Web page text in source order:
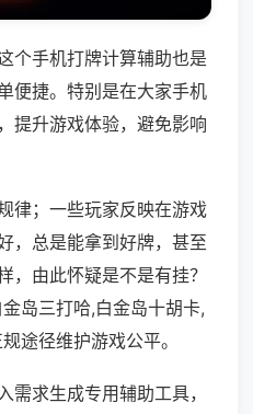
个手机打牌计算辅助也是
便捷。特别是在大家手机
提升游戏体验，避免影响
律；一些玩家反映在游戏
，总是能拿到好牌，甚至
，由此怀疑是不是有挂？
岛三打哈,白金岛十胡卡,
途径维护游戏公平。
需求生成专用辅助工具，